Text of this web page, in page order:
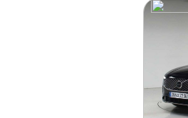
동풍소콘
렉서스
로버